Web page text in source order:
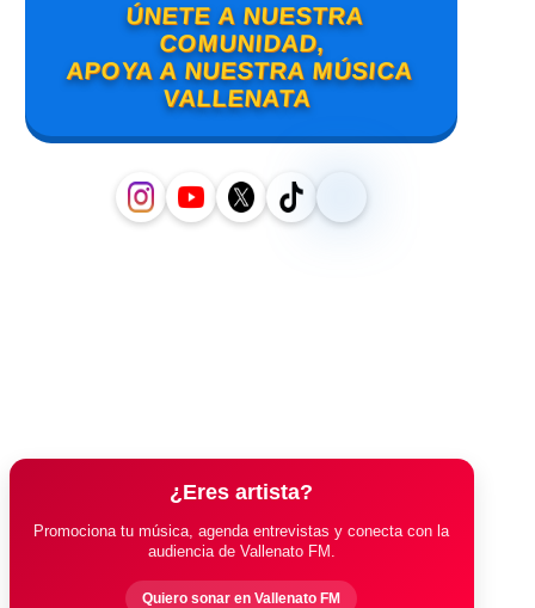
ÚNETE A NUESTRA
COMUNIDAD,
APOYA A NUESTRA MÚSICA
VALLENATA
¿Eres artista?
Promociona tu música, agenda entrevistas y conecta con la
audiencia de Vallenato FM.
Quiero sonar en Vallenato FM